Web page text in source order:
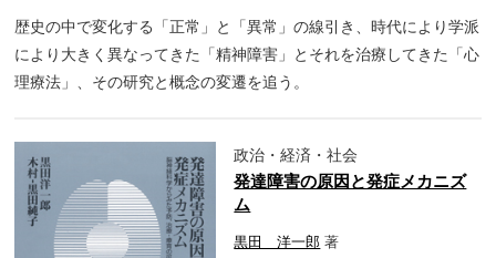
歴史の中で変化する「正常」と「異常」の線引き、時代により学派
により大きく異なってきた「精神障害」とそれを治療してきた「心
理療法」、その研究と概念の変遷を追う。
政治・経済・社会
発達障害の原因と発症メカニズ
ム
黒田 洋一郎 著